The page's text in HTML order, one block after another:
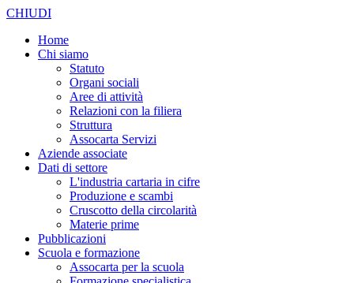
CHIUDI
Home
Chi siamo
Statuto
Organi sociali
Aree di attività
Relazioni con la filiera
Struttura
Assocarta Servizi
Aziende associate
Dati di settore
L'industria cartaria in cifre
Produzione e scambi
Cruscotto della circolarità
Materie prime
Pubblicazioni
Scuola e formazione
Assocarta per la scuola